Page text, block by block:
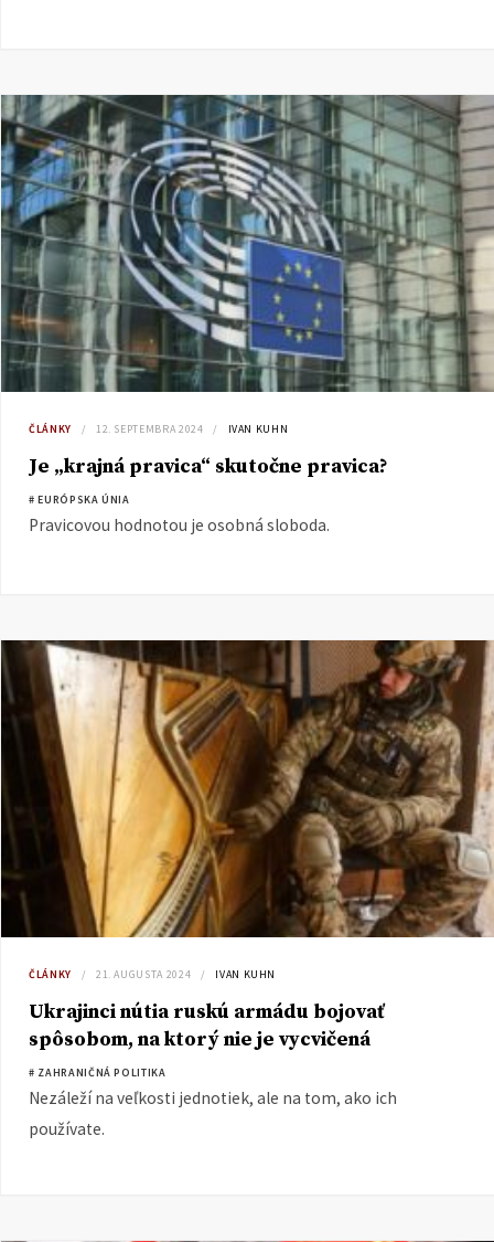
ČLÁNKY 12. SEPTEMBRA 2024 IVAN KUHN
Je „krajná pravica“ skutočne pravica?
# EURÓPSKA ÚNIA
Pravicovou hodnotou je osobná sloboda.
ČLÁNKY 21. AUGUSTA 2024 IVAN KUHN
Ukrajinci nútia ruskú armádu bojovať
spôsobom, na ktorý nie je vycvičená
# ZAHRANIČNÁ POLITIKA
Nezáleží na veľkosti jednotiek, ale na tom, ako ich
používate.